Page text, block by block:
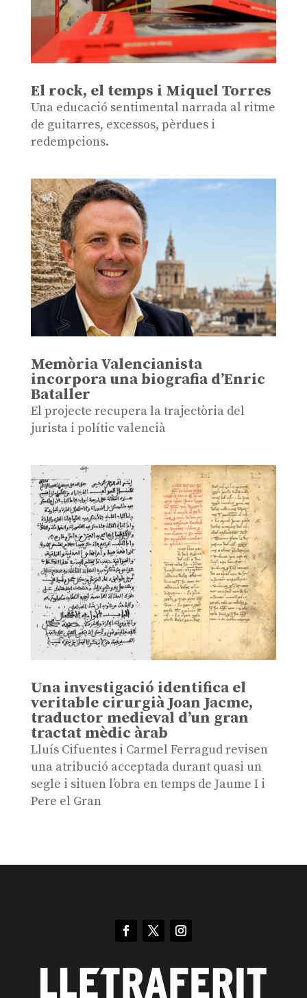
El rock, el temps i Miquel Torres
Una educació sentimental narrada al ritme
de guitarres, excessos, pèrdues i
redempcions.
Memòria Valencianista
incorpora una biografia d’Enric
Bataller
El projecte recupera la trajectòria del
jurista i polític valencià
Una investigació identifica el
veritable cirurgià Joan Jacme,
traductor medieval d’un gran
tractat mèdic àrab
Lluís Cifuentes i Carmel Ferragud revisen
una atribució acceptada durant quasi un
segle i situen l’obra en temps de Jaume I i
Pere el Gran